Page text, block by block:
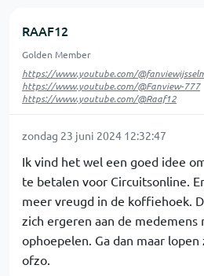
RAAF12
Golden Member
https://www.youtube.com/
https://www.youtube.com/@Fanview-777
https://www.youtube.com/@Raaf12
zondag 23 juni 2024 12:32:47
Ik vind het wel een goed idee
te betalen voor Circuitsonline.
meer vreugd in de koffiehoek.
zich ergeren aan de
ophoepelen. Ga dan maar
ofzo.